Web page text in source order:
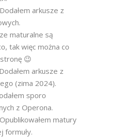
arkusze z
maturalne są
tak więc można co
😉
arkusze z
(zima 2024).
sporo
z Operona.
matury
formuły.